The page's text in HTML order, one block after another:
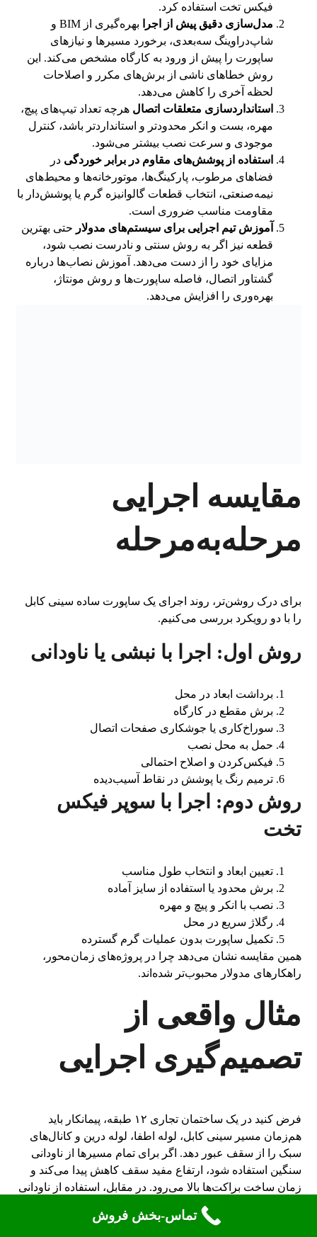
فیکس تخت استفاده کرد.
مدل‌سازی دقیق پیش از اجرا
بهره‌گیری از BIM و
شاپ‌دراوینگ سه‌بعدی، برخورد مسیرها و نیازهای
ساپورت را پیش از ورود به کارگاه مشخص می‌کند. این
روش خطاهای ناشی از برش‌های مکرر و اصلاحات
لحظه آخری را کاهش می‌دهد.
استانداردسازی متعلقات اتصال هرچه تعداد تیپ‌های پیچ،
مهره، بست و انکر محدودتر و استانداردتر باشد، کنترل
موجودی و سرعت نصب بیشتر می‌شود.
استفاده از پوشش‌های مقاوم در برابر خوردگی در
فضاهای مرطوب، پارکینگ‌ها، موتورخانه‌ها و محیط‌های
نیمه‌صنعتی، انتخاب قطعات گالوانیزه گرم یا پوشش‌دار با
مقاومت مناسب ضروری است.
آموزش تیم اجرایی برای سیستم‌های مدولار حتی بهترین
قطعه نیز اگر به روش سنتی و نادرست نصب شود،
مزایای خود را از دست می‌دهد. آموزش نصاب‌ها درباره
گشتاور اتصال، فاصله ساپورت‌ها و روش مونتاژ،
بهره‌وری را افزایش می‌دهد.
مقایسه اجرایی
مرحله‌به‌مرحله
برای درک روشن‌تر، روند اجرای یک ساپورت ساده سینی کابل
را با دو رویکرد بررسی می‌کنیم.
روش اول: اجرا با نبشی یا ناودانی
برداشت ابعاد در محل
برش مقطع در کارگاه
سوراخ‌کاری یا جوشکاری صفحات اتصال
حمل به محل نصب
فیکس‌کردن و اصلاح احتمالی
ترمیم رنگ یا پوشش در نقاط آسیب‌دیده
روش دوم: اجرا با سوپر فیکس
تخت
تعیین ابعاد و انتخاب طول مناسب
برش محدود یا استفاده از سایز آماده
نصب با انکر و پیچ و مهره
رگلاژ سریع در محل
تکمیل ساپورت بدون عملیات گرم گسترده
همین مقایسه نشان می‌دهد چرا در پروژه‌های زمان‌محور،
راهکارهای مدولار محبوب‌تر شده‌اند.
مثال واقعی از
تصمیم‌گیری اجرایی
فرض کنید در یک ساختمان تجاری ۱۲ طبقه، پیمانکار باید
هم‌زمان مسیر سینی کابل، لوله اطفا، لوله درین و کانال‌های
سبک را از سقف عبور دهد. اگر برای تمام مسیرها از ناودانی
سنگین استفاده شود، ارتفاع مفید سقف کاهش پیدا می‌کند و
زمان ساخت براکت‌ها بالا می‌رود. در مقابل، استفاده از ناودانی
فقط برای محورهای اصلی و به‌کارگیری سوپر فیکس تخت
برای آویزها و اتصالات فرعی، هم نظم بیشتری ایجاد می‌کند و
تماس-بخش فروش